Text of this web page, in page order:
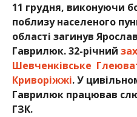
11 грудня, виконуючи
поблизу населеного
області загинув
Гаврилюк. 32-річний
Шевченківське
Криворіжжі. У
Гаврилюк працював
ГЗК.